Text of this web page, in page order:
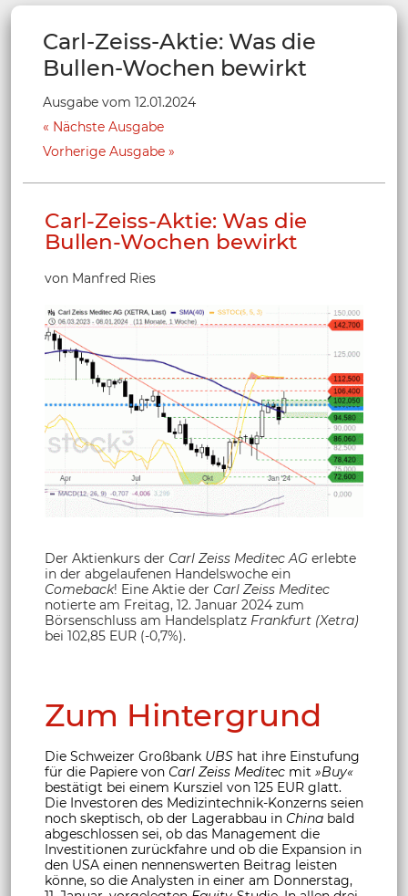
Carl-Zeiss-Aktie: Was die
Bullen-Wochen bewirkt
Ausgabe vom 12.01.2024
Nächste Ausgabe
Vorherige Ausgabe
Carl-Zeiss-Aktie: Was die
Bullen-Wochen bewirkt
von Manfred Ries
Der Aktienkurs der Carl Zeiss Meditec AG erlebte
in der abgelaufenen Handelswoche ein
Comeback! Eine Aktie der Carl Zeiss Meditec
notierte am Freitag, 12. Januar 2024 zum
Börsenschluss am Handelsplatz Frankfurt (Xetra)
bei 102,85 EUR (-0,7%).
Zum Hintergrund
Die Schweizer Großbank UBS hat ihre Einstufung
für die Papiere von Carl Zeiss Meditec mit »Buy«
bestätigt bei einem Kursziel von 125 EUR glatt.
Die Investoren des Medizintechnik-Konzerns seien
noch skeptisch, ob der Lagerabbau in China bald
abgeschlossen sei, ob das Management die
Investitionen zurückfahre und ob die Expansion in
den USA einen nennenswerten Beitrag leisten
könne, so die Analysten in einer am Donnerstag,